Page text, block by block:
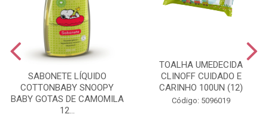
SABONETE LÍQUIDO
COTTONBABY SNOOPY
BABY GOTAS DE CAMOMILA
12...
TOALHA UMEDECIDA
CLINOFF CUIDADO E
CARINHO 100UN (12)
Código: 5096019